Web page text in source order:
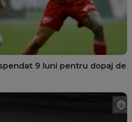
9 luni pentru dopaj de